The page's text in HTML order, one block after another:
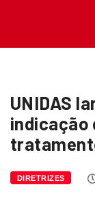
UNIDAS
indicação
DIRETRIZES